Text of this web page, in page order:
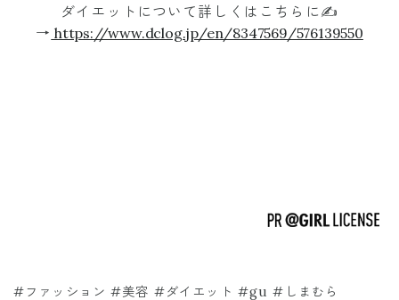
ダイエットについて詳しくはこちらに✍️
→ https://www.dclog.jp/en/8347569/576139550
#ファッション #美容 #ダイエット #gu #しまむら